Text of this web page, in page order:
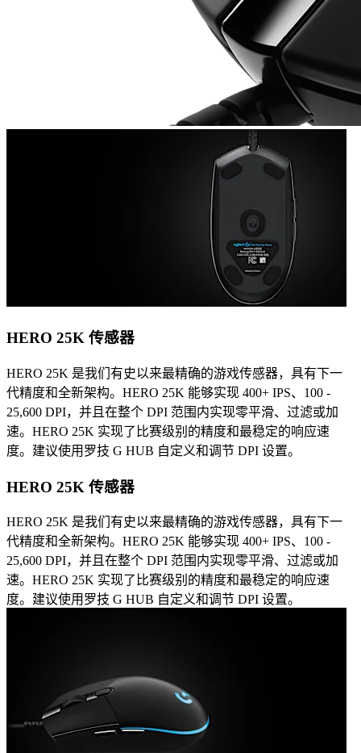
HERO 25K 传感器
HERO 25K 是我们有史以来最精确的游戏传感器，具有下一
代精度和全新架构。HERO 25K 能够实现 400+ IPS、100 -
25,600 DPI，并且在整个 DPI 范围内实现零平滑、过滤或加
速。HERO 25K 实现了比赛级别的精度和最稳定的响应速
度。建议使用罗技 G HUB 自定义和调节 DPI 设置。
HERO 25K 传感器
HERO 25K 是我们有史以来最精确的游戏传感器，具有下一
代精度和全新架构。HERO 25K 能够实现 400+ IPS、100 -
25,600 DPI，并且在整个 DPI 范围内实现零平滑、过滤或加
速。HERO 25K 实现了比赛级别的精度和最稳定的响应速
度。建议使用罗技 G HUB 自定义和调节 DPI 设置。